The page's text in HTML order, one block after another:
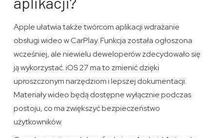
Apple ułatwia także twórcom aplikacji wdrażanie
obsługi wideo w CarPlay. Funkcja została ogłoszona
wcześniej, ale niewielu deweloperów zdecydowało się
ją wykorzystać. iOS 27 ma to zmienić dzięki
uproszczonym narzędziom i lepszej dokumentacji.
Materiały wideo będą dostępne wyłącznie podczas
postoju, co ma zwiększyć bezpieczeństwo
użytkowników.